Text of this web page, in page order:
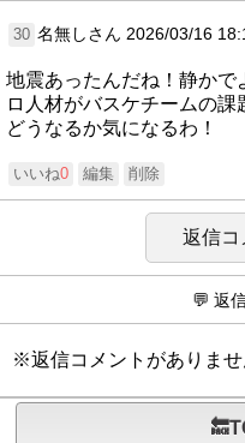
30 名無しさん 2026/03/16
地震あったんだね！静か
ロ人材がバスケチームの課
どうなるか気になるわ！
いいね0 編集 削除
返信コ
💬 返
※返信コメントがありませ